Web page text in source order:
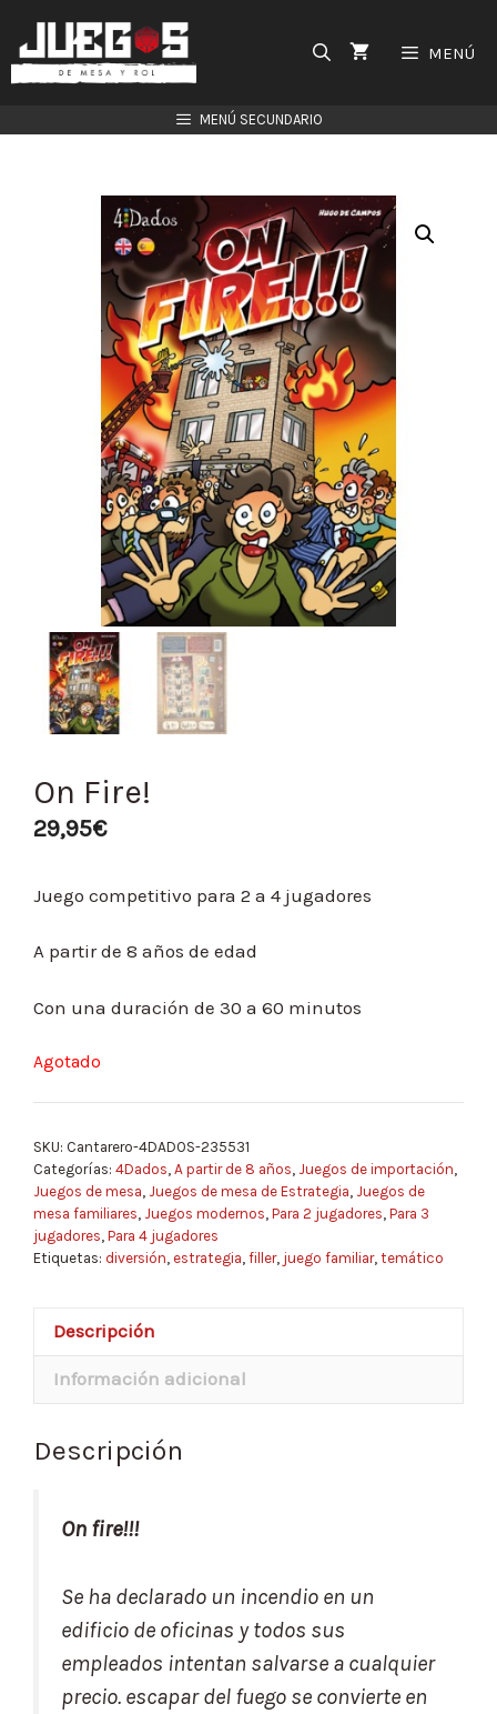
contenido
MENÚ
MENÚ SECUNDARIO
On Fire!
29,95€
Juego competitivo para 2 a 4 jugadores
A partir de 8 años de edad
Con una duración de 30 a 60 minutos
Agotado
SKU: Cantarero-4DADOS-235531
Categorías: 4Dados A partir de 8 años Juegos de importación
Juegos de mesa Juegos de mesa de Estrategia Juegos de
mesa familiares Juegos modernos Para 2 jugadores Para 3
jugadores Para 4 jugadores
Etiquetas: diversión estrategia filler, juego familiar, temático
Descripción
Información adicional
Descripción
On fire!!!
Se ha declarado un incendio en un
edificio de oficinas y todos sus
empleados intentan salvarse a cualquier
precio. escapar del fuego se convierte en